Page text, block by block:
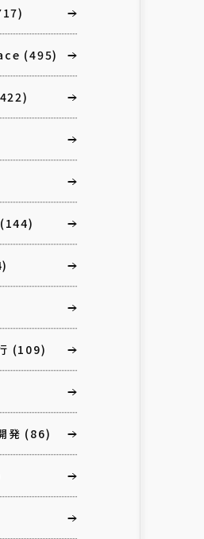
(495)
(144)
(109)
発 (86)